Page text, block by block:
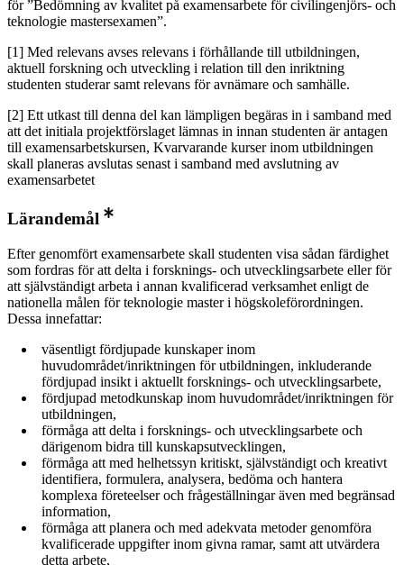
för ”Bedömning av kvalitet på examensarbete för civilingenjörs- och
teknologie mastersexamen”.
[1] Med relevans avses relevans i förhållande till utbildningen,
aktuell forskning och utveckling i relation till den inriktning
studenten studerar samt relevans för avnämare och samhälle.
[2] Ett utkast till denna del kan lämpligen begäras in i samband med
att det initiala projektförslaget lämnas in innan studenten är antagen
till examensarbetskursen, Kvarvarande kurser inom utbildningen
skall planeras avslutas senast i samband med avslutning av
examensarbetet
Lärandemål
Efter genomfört examensarbete skall studenten visa sådan färdighet
som fordras för att delta i forsknings- och utvecklingsarbete eller för
att självständigt arbeta i annan kvalificerad verksamhet enligt de
nationella målen för teknologie master i högskoleförordningen.
Dessa innefattar:
väsentligt fördjupade kunskaper inom
huvudområdet/inriktningen för utbildningen, inkluderande
fördjupad insikt i aktuellt forsknings- och utvecklingsarbete,
fördjupad metodkunskap inom huvudområdet/inriktningen för
utbildningen,
förmåga att delta i forsknings- och utvecklingsarbete och
därigenom bidra till kunskapsutvecklingen,
förmåga att med helhetssyn kritiskt, självständigt och kreativt
identifiera, formulera, analysera, bedöma och hantera
komplexa företeelser och frågeställningar även med begränsad
information,
förmåga att planera och med adekvata metoder genomföra
kvalificerade uppgifter inom givna ramar, samt att utvärdera
detta arbete,